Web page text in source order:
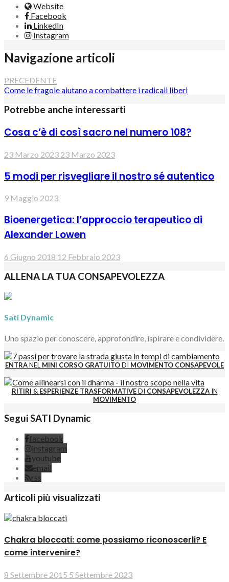
Website
Facebook
LinkedIn
Instagram
Navigazione articoli
PRECEDENTE
Come le fragole aiutano a combattere i radicali liberi
Potrebbe anche interessarti
Cosa c’è di così sacro nel numero 108?
23 Marzo 2023 23 Marzo 2023
5 modi per risvegliare il nostro sé autentico
9 Maggio 2023
Bioenergetica: l’approccio terapeutico di
Alexander Lowen
6 Giugno 2018 12 Febbraio 2023
ALLENA LA TUA CONSAPEVOLEZZA
Sati Dynamic
Uno spazio per conoscere, approfondire, ispirare e condividere.
ENTRANEL MINI CORSO GRATUITODI MOVIMENTO CONSAPEVOLE
RITIRI & ESPERIENZE TRASFORMATIVEDI CONSAPEVOLEZZAIN
MOVIMENTO
Segui SATI Dynamic
facebook
instagram
youtube
email
rss
Articoli più visualizzati
Chakra bloccati: come possiamo riconoscerli? E
come intervenire?
8 Settembre 2015 5 Settembre 2023